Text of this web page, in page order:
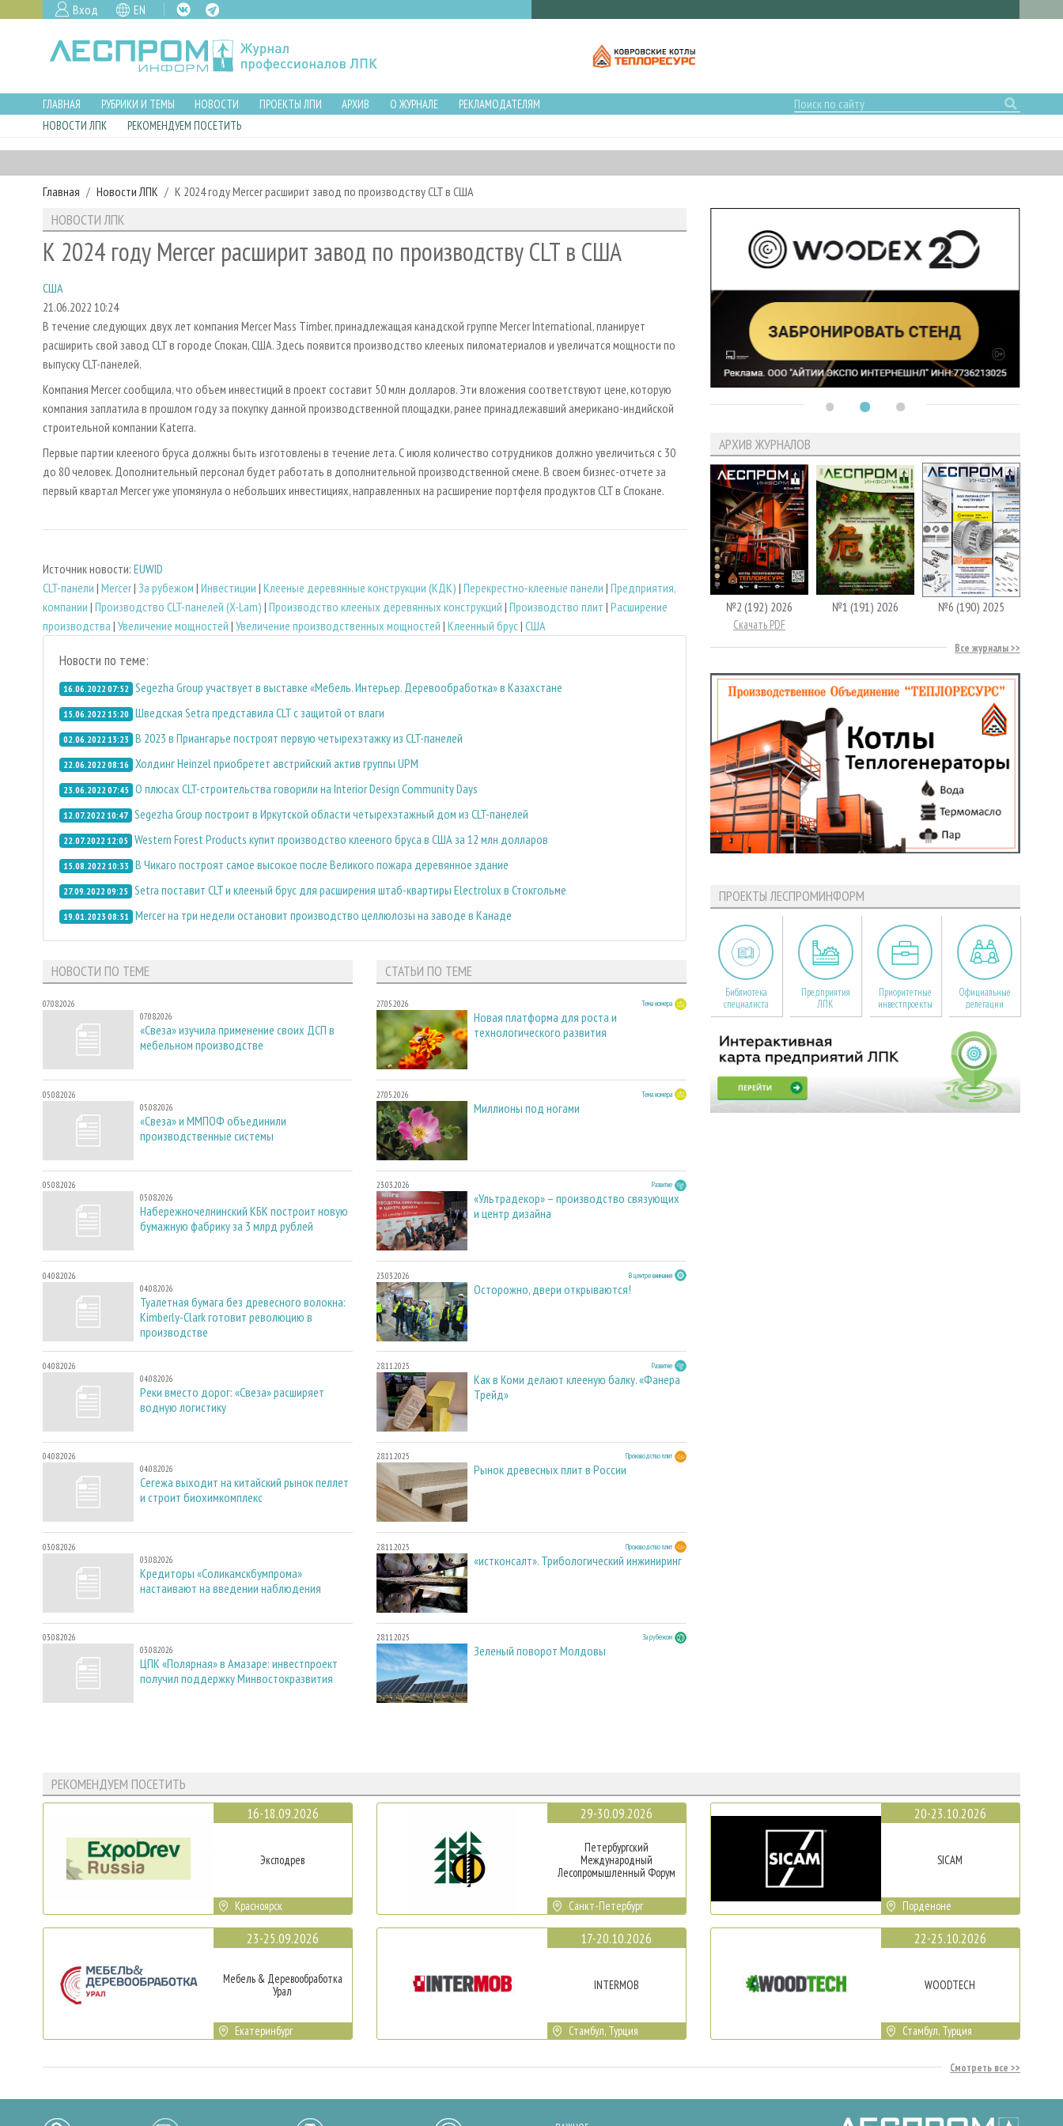
Вход EN
ГЛАВНАЯ РУБРИКИ И ТЕМЫ НОВОСТИ ПРОЕКТЫ ЛПИ АРХИВ О ЖУРНАЛЕ
РЕКЛАМОДАТЕЛЯМ
НОВОСТИ ЛПК
РЕКОМЕНДУЕМ ПОСЕТИТЬ
Главная Новости ЛПК К 2024 году Mercer расширит завод по производству CLT в США
НОВОСТИ ЛПК
К 2024 году Mercer расширит завод по производству CLT в США
США
21.06.2022 10:24
В течение следующих двух лет компания Mercer Mass Timber, принадлежащая канадской группе Mercer International, планирует
расширить свой завод CLT в городе Спокан, США. Здесь появится производство клееных пиломатериалов и увеличатся мощности по
выпуску CLT-панелей.
Компания Mercer сообщила, что объем инвестиций в проект составит 50 млн долларов. Эти вложения соответствуют цене, которую
компания заплатила в прошлом году за покупку данной производственной площадки, ранее принадлежавший американо-индийской
строительной компании Katerra.
Первые партии клееного бруса должны быть изготовлены в течение лета. С июля количество сотрудников должно увеличиться с 30
до 80 человек. Дополнительный персонал будет работать в дополнительной производственной смене. В своем бизнес-отчете за
первый квартал Mercer уже упомянула о небольших инвестициях, направленных на расширение портфеля продуктов CLT в Спокане.
Источник новости: EUWID
CLT-панели | Mercer| За рубежом | Инвестиции | Клееные деревянные конструкции (КДК) | Перекрестно-клееные панели | Предприятия,
компании | Производство CLT-панелей (X-Lam) | Производство клееных деревянных конструкций | Производство плит | Расширение
производства | Увеличение мощностей | Увеличение производственных мощностей | Клеенный брус| США
Новости по теме:
16.06.2022 07:52 Segezha Group участвует в выставке «Мебель. Интерьер. Деревообработка» в Казахстане
15.06.2022 15:20 Шведская Setra представила CLT с защитой от влаги
02.06.2022 13:23 В 2023 в Приангарье построят первую четырехэтажку из CLT-панелей
22.06.2022 08:16 Холдинг Heinzel приобретет австрийский актив группы UPM
23.06.2022 07:45 О плюсах CLT-строительства говорили на Interior Design Community Days
12.07.2022 10:47 Segezha Group построит в Иркутской области четырехэтажный дом из CLT-панелей
22.07.2022 12:05 Western Forest Products купит производство клееного бруса в США за 12 млн долларов
15.08.2022 10:33 В Чикаго построят самое высокое после Великого пожара деревянное здание
27.09.2022 09:25 Setra поставит CLT и клееный брус для расширения штаб-квартиры Electrolux в Стокгольме
19.01.2023 08:51 Mercer на три недели остановит производство целлюлозы на заводе в Канаде
НОВОСТИ ПО ТЕМЕ
07.08.2026
07.08.2026
«Свеза» изучила применение своих ДСП в
мебельном производстве
05.08.2026
05.08.2026
«Свеза» и ММПОФ объединили
производственные системы
05.08.2026
05.08.2026
Набережночелнинский КБК построит новую
бумажную фабрику за 3 млрд рублей
04.08.2026
04.08.2026
Туалетная бумага без древесного волокна:
Kimberly-Clark готовит революцию в
производстве
04.08.2026
04.08.2026
Реки вместо дорог: «Свеза» расширяет
водную логистику
04.08.2026
04.08.2026
Сегежа выходит на китайский рынок пеллет
и строит биохимкомплекс
03.08.2026
03.08.2026
Кредиторы «Соликамскбумпрома»
настаивают на введении наблюдения
03.08.2026
03.08.2026
ЦПК «Полярная» в Амазаре: инвестпроект
получил поддержку Минвостокразвития
СТАТЬИ ПО ТЕМЕ
27.05.2026 Тема номера
Новая платформа для роста и
технологического развития
27.05.2026 Тема номера
Миллионы под ногами
23.03.2026 Развитие
«Ультрадекор» – производство связующих
и центр дизайна
23.03.2026 В центре внимания
Осторожно, двери открываются!
28.11.2025 Развитие
Как в Коми делают клееную балку. «Фанера
Трейд»
28.11.2025 Производство плит
Рынок древесных плит в России
28.11.2025 Производство плит
«истконсалт». Трибологический инжиниринг
28.11.2025 За рубежом
Зеленый поворот Молдовы
АРХИВ ЖУРНАЛОВ
№2 (192) 2026
Скачать PDF
№1 (191) 2026 №6 (190) 2025
Все журналы
ПРОЕКТЫ ЛЕСПРОМИНФОРМ
Библиотека
специалиста
Предприятия
ЛПК
Приоритетные
инвестпроекты
Официальные
делегации
РЕКОМЕНДУЕМ ПОСЕТИТЬ
16-18.09.2026
Эксподрев
Красноярск
23-25.09.2026
Мебель & Деревообработка
Урал
Екатеринбург
29-30.09.2026
Петербургский
Международный
Лесопромышленный Форум
Санкт-Петербург
17-20.10.2026
INTERMOB
Стамбул, Турция
20-23.10.2026
SICAM
Порденоне
22-25.10.2026
WOODTECH
Стамбул, Турция
Смотреть все